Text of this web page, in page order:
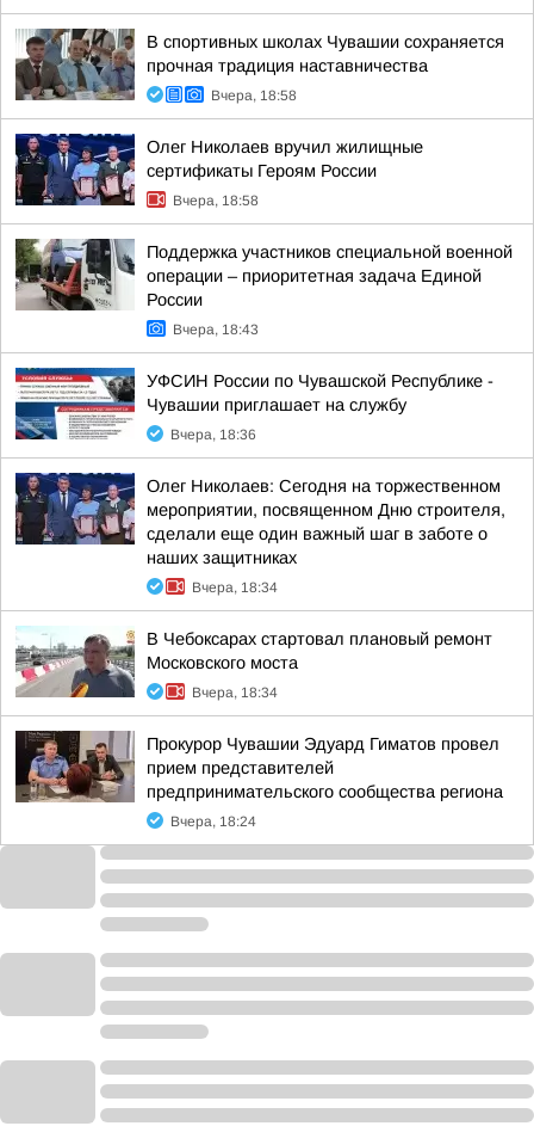
В спортивных школах Чувашии сохраняется
прочная традиция наставничества
Вчера, 18:58
Олег Николаев вручил жилищные
сертификаты Героям России
Вчера, 18:58
Поддержка участников специальной военной
операции – приоритетная задача Единой
России
Вчера, 18:43
УФСИН России по Чувашской Республике -
Чувашии приглашает на службу
Вчера, 18:36
Олег Николаев: Сегодня на торжественном
мероприятии, посвященном Дню строителя,
сделали еще один важный шаг в заботе о
наших защитниках
Вчера, 18:34
В Чебоксарах стартовал плановый ремонт
Московского моста
Вчера, 18:34
Прокурор Чувашии Эдуард Гиматов провел
прием представителей
предпринимательского сообщества региона
Вчера, 18:24